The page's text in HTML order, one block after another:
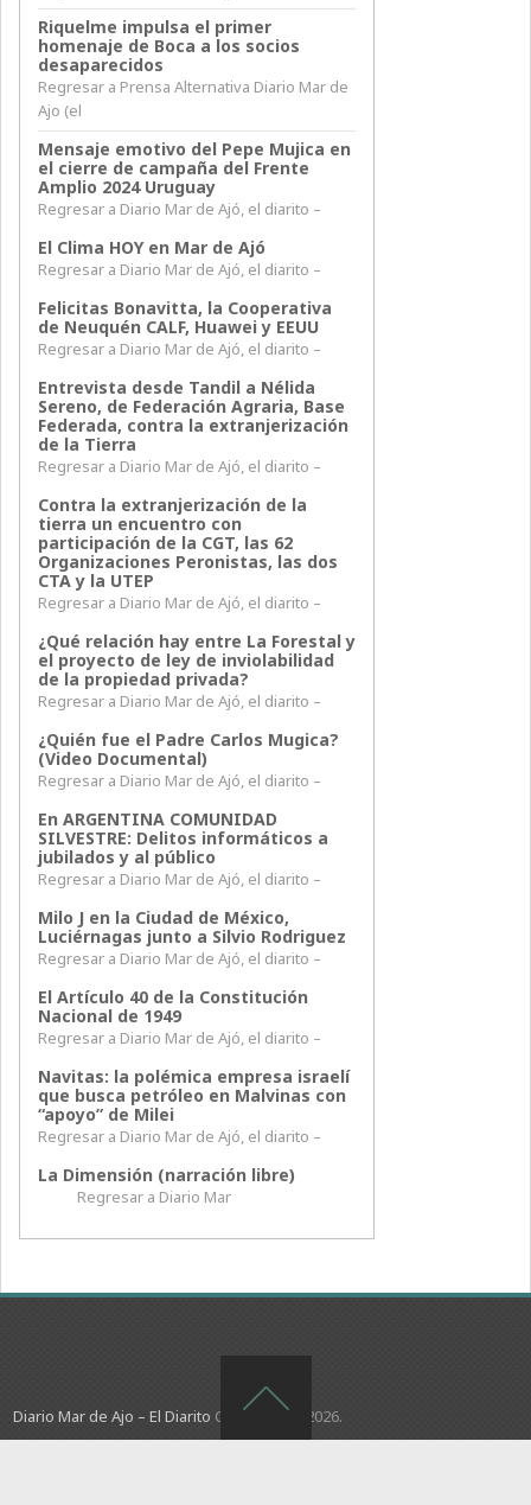
Riquelme impulsa el primer
homenaje de Boca a los socios
desaparecidos
Regresar a Prensa Alternativa Diario Mar de
Ajo (el
Mensaje emotivo del Pepe Mujica en
el cierre de campaña del Frente
Amplio 2024 Uruguay
Regresar a Diario Mar de Ajó, el diarito –
El Clima HOY en Mar de Ajó
Regresar a Diario Mar de Ajó, el diarito –
Felicitas Bonavitta, la Cooperativa
de Neuquén CALF, Huawei y EEUU
Regresar a Diario Mar de Ajó, el diarito –
Entrevista desde Tandil a Nélida
Sereno, de Federación Agraria, Base
Federada, contra la extranjerización
de la Tierra
Regresar a Diario Mar de Ajó, el diarito –
Contra la extranjerización de la
tierra un encuentro con
participación de la CGT, las 62
Organizaciones Peronistas, las dos
CTA y la UTEP
Regresar a Diario Mar de Ajó, el diarito –
¿Qué relación hay entre La Forestal y
el proyecto de ley de inviolabilidad
de la propiedad privada?
Regresar a Diario Mar de Ajó, el diarito –
¿Quién fue el Padre Carlos Mugica?
(Video Documental)
Regresar a Diario Mar de Ajó, el diarito –
En ARGENTINA COMUNIDAD
SILVESTRE: Delitos informáticos a
jubilados y al público
Regresar a Diario Mar de Ajó, el diarito –
Milo J en la Ciudad de México,
Luciérnagas junto a Silvio Rodriguez
Regresar a Diario Mar de Ajó, el diarito –
El Artículo 40 de la Constitución
Nacional de 1949
Regresar a Diario Mar de Ajó, el diarito –
Navitas: la polémica empresa israelí
que busca petróleo en Malvinas con
“apoyo” de Milei
Regresar a Diario Mar de Ajó, el diarito –
La Dimensión (narración libre)
Regresar a Diario Mar
Diario Mar de Ajo – El Diarito Copyright © 2026.